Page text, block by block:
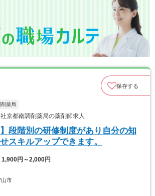
保存する
剤薬局
京都南調剤薬局の薬剤師求人
】段階別の研修制度があり自分の知
スキルアップできます。
1,900円～2,000円
山市